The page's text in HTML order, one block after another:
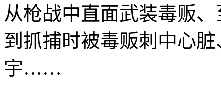
从枪战中直面武装毒贩
到抓捕时被毒贩刺中心
宇……